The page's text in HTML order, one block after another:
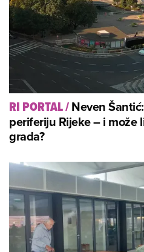
RI PORTAL/Neven
periferiju Rijeke – i može
grada?